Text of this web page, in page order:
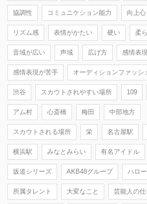
協調性 コミュニケション能力 向上心
リズム感 表情がかたい 硬い 柔
音域が広い 声域 広げ方 感情表
感情表現が苦手 オーディションファッシ
渋谷 スカウトされやすい場所 109
アム村 心斎橋 梅田 中部地方
スカウトされる場所 栄 名古屋駅
横浜駅 みなとみらい 有名アイドル
坂道シリーズ AKB48グループ ハロ
所属タレント 大変なこと 芸能人の